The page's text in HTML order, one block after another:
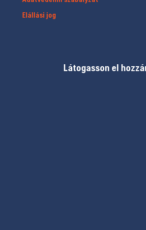
Elállási jog
Látogasson el